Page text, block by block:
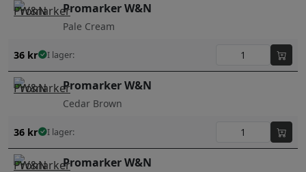
Promarker W&N
Pale Cream
36 kr I lager:
Promarker W&N
Cedar Brown
36 kr I lager:
Promarker W&N